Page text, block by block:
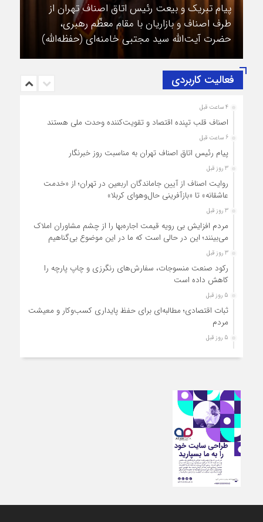
پیام تبریک و بیعت رئیس اتاق اصناف تهران از
طرف اصناف و بازاریان با مقام معظّم رهبری،
حضرت آیت‌الله سید مجتبی خامنه‌ای (حفظه‌الله)
فعالیت کاربردی
4 ساعت قبل
اصناف قلب تپنده اقتصاد و تقویت‌کننده وحدت ملی هستند
6 ساعت قبل
پیام رئیس اتاق اصناف تهران به مناسبت روز خبرنگار
3 روز قبل
روایت اصناف از آیین جاماندگان اربعین در تهران؛ از «خدمت
عاشقانه» تا «بازآفرینی حال‌وهوای کربلا»
3 روز قبل
مردم افزایش بی رویه قیمت اجاره‌بها را از چشم مشاوران املاک
می‌بینند؛ این در حالی است که ما در این موضوع بی‌گناهیم
3 روز قبل
رکود صنعت منسوجات، سفارش‌های رنگرزی و چاپ پارچه را
کاهش داده است
5 روز قبل
ثبات اقتصادی؛ مطالبه‌ای برای حفظ پایداری کسب‌وکار و معیشت
مردم
5 روز قبل
آمادگی دولت برای واگذاری اختیارات بازار به اصناف/ تأکید بر نقش
کالابرگ در حمایت از معیشت
5 روز قبل
مشکلات صنف تأمین مواد اولیه باکیفیت و نوسازی تجهیزات و
آموزش‌های تخصصی و فنی است
تعامل مالیاتی با اصناف برای رفع چالش‌های اجرایی